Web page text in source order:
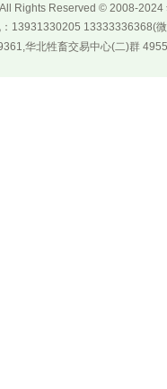
All Rights Reserved © 2008-2024
13931330205 13333336368(
华北牲畜交易中心(二)群